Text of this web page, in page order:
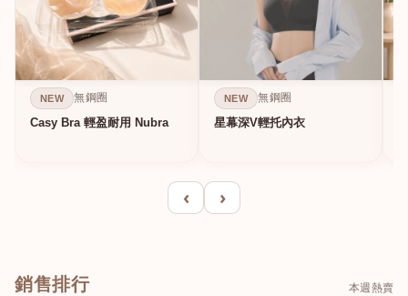
NEW 無鋼圈
Casy Bra 輕盈耐用 Nubra
NEW 無鋼圈
星幕深V輕托內衣
‹ ›
銷售排行 本週熱賣